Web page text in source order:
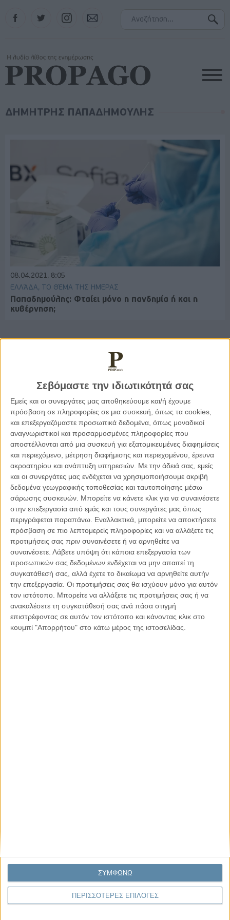
Σεβόμαστε την ιδιωτικότητά σας
Εμείς και οι συνεργάτες μας αποθηκεύουμε και/ή έχουμε
πρόσβαση σε πληροφορίες σε μια συσκευή, όπως τα cookies,
και επεξεργαζόμαστε προσωπικά δεδομένα, όπως μοναδικοί
αναγνωριστικοί και προσαρμοσμένες πληροφορίες που
αποστέλλονται από μια συσκευή για εξατομικευμένες διαφημίσεις
και περιεχόμενο, μέτρηση διαφήμισης και περιεχομένου, έρευνα
ακροατηρίου και ανάπτυξη υπηρεσιών. Με την άδειά σας, εμείς
και οι συνεργάτες μας ενδέχεται να χρησιμοποιήσουμε ακριβή
δεδομένα γεωγραφικής τοποθεσίας και ταυτοποίησης μέσω
σάρωσης συσκευών. Μπορείτε να κάνετε κλικ για να συναινέσετε
στην επεξεργασία από εμάς και τους συνεργάτες μας όπως
περιγράφεται παραπάνω. Εναλλακτικά, μπορείτε να αποκτήσετε
πρόσβαση σε πιο λεπτομερείς πληροφορίες και να αλλάξετε τις
προτιμήσεις σας πριν συναινέσετε ή να αρνηθείτε να
συναινέσετε. Λάβετε υπόψη ότι κάποια επεξεργασία των
προσωπικών σας δεδομένων ενδέχεται να μην απαιτεί τη
συγκατάθεσή σας, αλλά έχετε το δικαίωμα να αρνηθείτε αυτήν
την επεξεργασία. Οι προτιμήσεις σας θα ισχύουν μόνο για αυτόν
τον ιστότοπο. Μπορείτε να αλλάξετε τις προτιμήσεις σας ή να
ανακαλέσετε τη συγκατάθεσή σας ανά πάσα στιγμή
επιστρέφοντας σε αυτόν τον ιστότοπο και κάνοντας κλικ στο
κουμπί "Απορρήτου" στο κάτω μέρος της ιστοσελίδας.
ΠΕΡΙΣΣΟΤΕΡΕΣ ΕΠΙΛΟΓΕΣ
ΣΥΜΦΩΝΩ
Instagram
ΔΗΜΗΤΡΗΣ ΠΑΠΑΔΗΜΟΥΛΗΣ
08.04.2021, 8:05
ΕΛΛΆΔΑ, ΤΟ ΘΈΜΑ ΤΗΣ ΗΜΈΡΑΣ
Παπαδημούλης: Φταίει μόνο η πανδημία ή και η
κυβέρνηση;
Κέλλυ Καμπάκη
Κέλλυ Καμπάκη: Η μαμά της Έμμας
γράφει για την “ισόβια καταδίκη
της”
Γιάννης Πανούσης
Οι μόνοι αθώοι
Αντώνιος Ντακανάλης
Τέμπη: Η Κορυφή του Παγόβουνου
μιας Κοινωνίας που βράζει
Γιάννης Πανούσης
Μικροδιάβολοι ή άγουροι
εγκληματίες; – Άρθρο – παρέμβαση
στο Propago του Γιάννη Πανούση
Να αφήνεις τους ανθρώπους να είναι (letting